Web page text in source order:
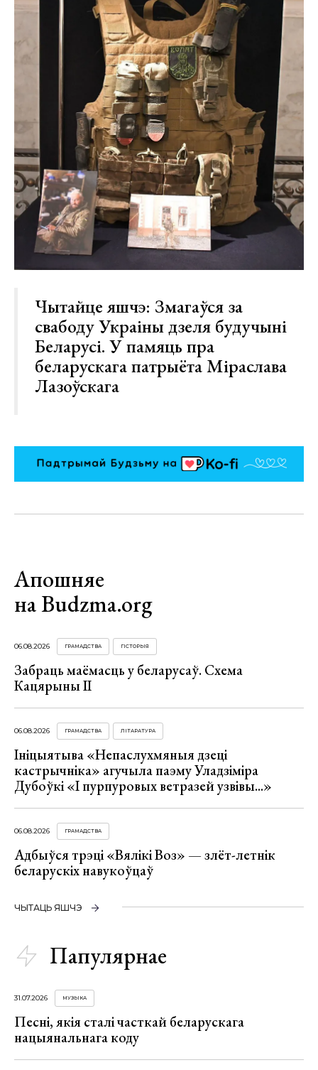
Чытайце яшчэ: Змагаўся за
свабоду Украіны дзеля будучыні
Беларусі. У памяць пра
беларускага патрыёта Міраслава
Лазоўскага
Апошняе
на Budzma.org
06.08.2026 ГРАМАДСТВА ГІСТОРЫЯ
Забраць маёмасць у беларусаў. Схема
Кацярыны ІІ
06.08.2026 ГРАМАДСТВА ЛІТАРАТУРА
Ініцыятыва «Непаслухмяныя дзеці
кастрычніка» агучыла паэму Уладзіміра
Дубоўкі «І пурпуровых ветразей узвівы...»
06.08.2026 ГРАМАДСТВА
Адбыўся трэці «Вялікі Воз» — злёт-летнік
беларускіх навукоўцаў
ЧЫТАЦЬ ЯШЧЭ
Папулярнае
31.07.2026 МУЗЫКА
Песні, якія сталі часткай беларускага
нацыянальнага коду